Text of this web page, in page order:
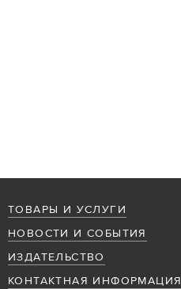
ТОВАРЫ И УСЛУГИ
НОВОСТИ И СОБЫТИЯ
ИЗДАТЕЛЬСТВО
КОНТАКТНАЯ ИНФОРМАЦИЯ